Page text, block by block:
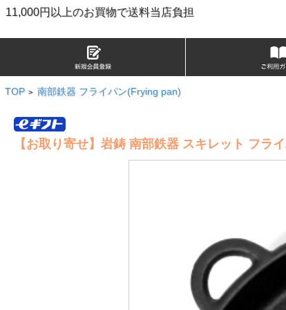
11,000円以上のお買物で送料当店負担
TOP > 南部鉄器 フライパン(Frying pan)
【お取り寄せ】岩鋳 南部鉄器 スキレット フ